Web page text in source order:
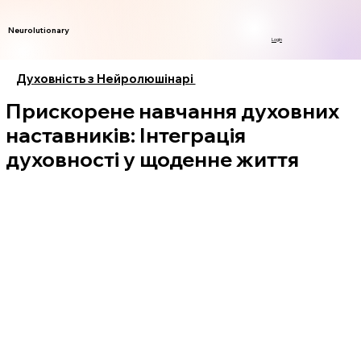
Neurolutionary
Login
Духовність з Нейролюшінарі
Прискорене навчання духовних
наставників: Інтеграція
духовності у щоденне життя